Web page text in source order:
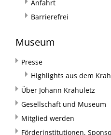
Anfahrt
Barrierefrei
Museum
Presse
Highlights aus dem
Über Johann Krahuletz
Gesellschaft und Museum
Mitglied werden
Förderinstitutionen,